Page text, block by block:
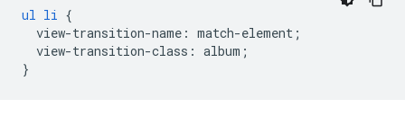
ul li {
view-transition-name : match-element ;
view-transition-class : album ;
}